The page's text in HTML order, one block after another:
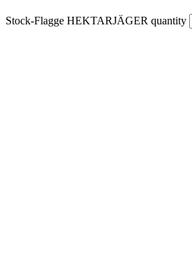
Stock-Flagge HEKTARJÄGER quantity